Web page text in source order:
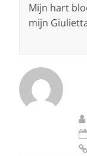
Mijn hart
mijn